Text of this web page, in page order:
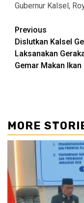
Gubernur Kalsel,
Continue
Reading
Previous
Dislutkan Kalsel
Laksanakan
Gemar Makan Ikan
MORE